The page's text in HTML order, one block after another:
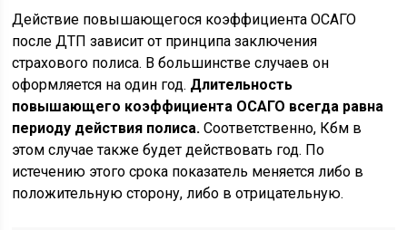
Действие повышающегося коэффициента ОСАГО
после ДТП зависит от принципа заключения
страхового полиса. В большинстве случаев он
оформляется на один год. Длительность
повышающего коэффициента ОСАГО всегда равна
периоду действия полиса. Соответственно, Кбм в
этом случае также будет действовать год. По
истечению этого срока показатель меняется либо в
положительную сторону, либо в отрицательную.